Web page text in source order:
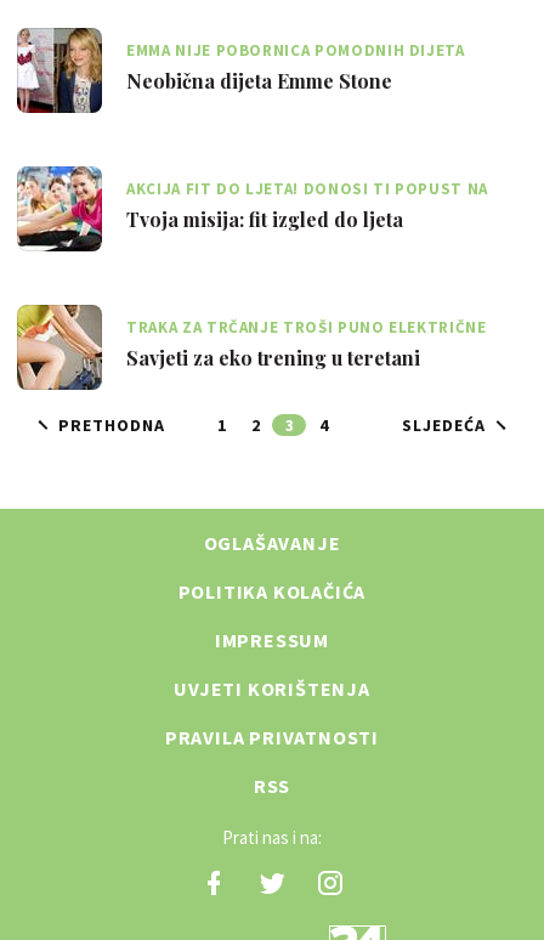
EMMA NIJE POBORNICA POMODNIH DIJETA
KOJIMA SE IZGLADNJUJE ORGANIZAM
Neobična dijeta Emme Stone
AKCIJA FIT DO LJETA! DONOSI TI POPUST NA
ČLANARINE U FITNESS CENTRIMA
Tvoja misija: fit izgled do ljeta
TRAKA ZA TRČANJE TROŠI PUNO ELEKTRIČNE
ENERGIJE, PA RADIJE VJEŽBAJ NA BICIKLU!
Savjeti za eko trening u teretani
PRETHODNA 1 2 3 4 SLJEDEĆA
OGLAŠAVANJE
POLITIKA KOLAČIĆA
IMPRESSUM
UVJETI KORIŠTENJA
PRAVILA PRIVATNOSTI
RSS
Prati nas i na: